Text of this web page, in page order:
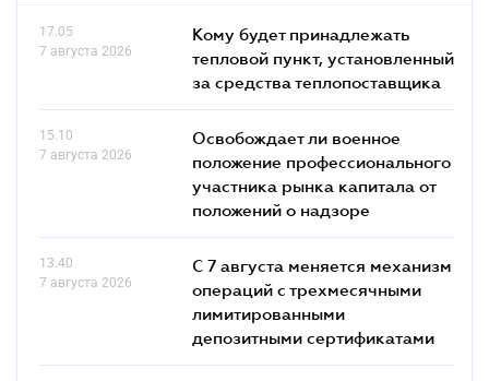
17.05
7 августа 2026
Кому будет принадлежать
тепловой пункт, установленный
за средства теплопоставщика
15.10
7 августа 2026
Освобождает ли военное
положение профессионального
участника рынка капитала от
положений о надзоре
13.40
7 августа 2026
С 7 августа меняется механизм
операций с трехмесячными
лимитированными
депозитными сертификатами